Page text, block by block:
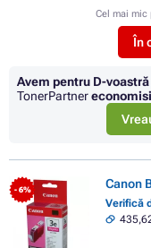
Cel mai mic
În
Avem pentru D-
TonerPartner
- 6% Canon
Verifică